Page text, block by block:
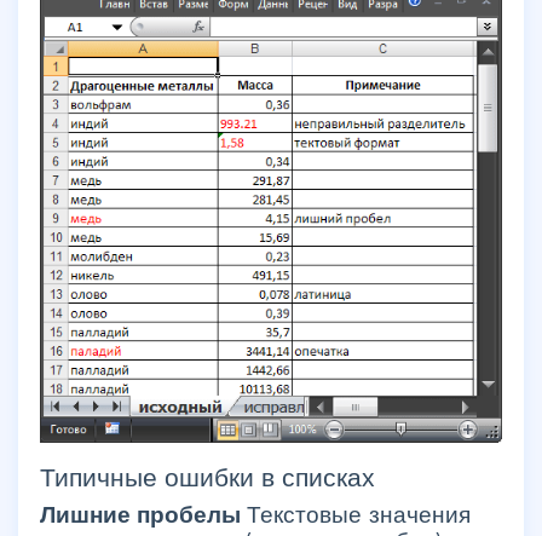
Типичные ошибки в списках
Лишние пробелы Текстовые значения